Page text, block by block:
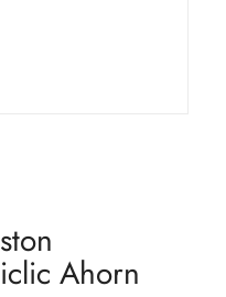
Ahorn